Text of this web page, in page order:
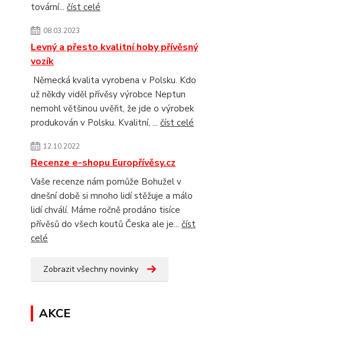
tovární... číst celé
08.03.2023
Levný a přesto kvalitní hoby přívěsný
vozík
Německá kvalita vyrobena v Polsku. Kdo
už někdy viděl přívěsy výrobce Neptun
nemohl většinou uvěřit, že jde o výrobek
produkován v Polsku. Kvalitní, ... číst celé
12.10.2022
Recenze e-shopu Europřívěsy.cz
Vaše recenze nám pomůže Bohužel v
dnešní době si mnoho lidí stěžuje a málo
lidí chválí. Máme ročně prodáno tisíce
přívěsů do všech koutů Česka ale je... číst
celé
Zobrazit všechny novinky
AKCE